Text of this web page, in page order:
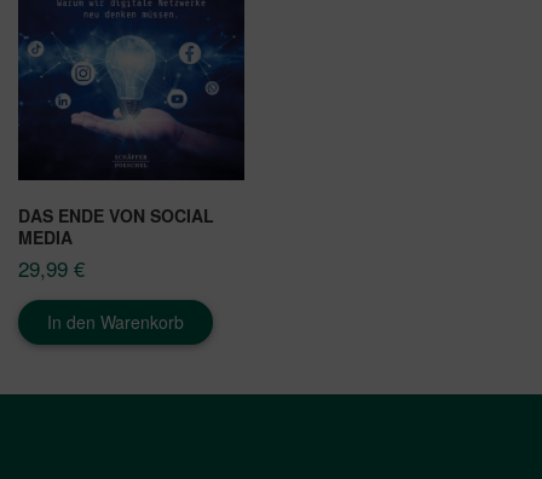
DAS ENDE VON SOCIAL
MEDIA
29,99 €
In den Warenkorb